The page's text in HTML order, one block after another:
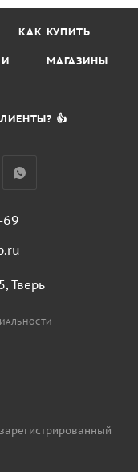
КАК КУПИТЬ
МАГАЗИНЫ
👍
69
Тверь